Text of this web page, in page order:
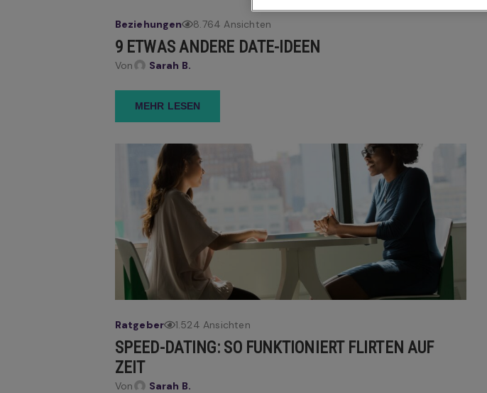
Beziehungen 8.764 Ansichten
9 ETWAS ANDERE DATE-IDEEN
Von Sarah B.
MEHR LESEN
Ratgeber 1.524 Ansichten
SPEED-DATING: SO FUNKTIONIERT FLIRTEN AUF
ZEIT
Von Sarah B.